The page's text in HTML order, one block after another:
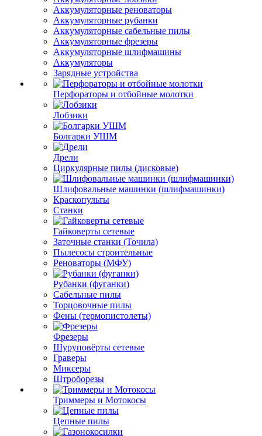
Аккумуляторные реноваторы
Аккумуляторные рубанки
Аккумуляторные сабельные пилы
Аккумуляторные фрезеры
Аккумуляторные шлифмашины
Аккумуляторы
Зарядные устройства
Перфораторы и отбойные молотки
Лобзики
Болгарки УШМ
Дрели
Циркулярные пилы (дисковые)
Шлифовальные машинки (шлифмашинки)
Краскопульты
Станки
Гайковерты сетевые
Заточные станки (Точила)
Пылесосы строительные
Реноваторы (МФУ)
Рубанки (фуганки)
Сабельные пилы
Торцовочные пилы
Фены (термопистолеты)
Фрезеры
Шуруповёрты сетевые
Граверы
Миксеры
Штроборезы
Триммеры и Мотокосы
Цепные пилы